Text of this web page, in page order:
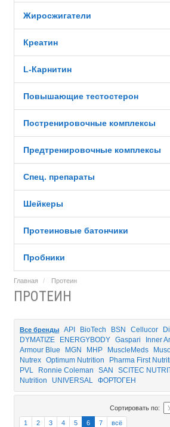
Жиросжигатели
Креатин
L-Карнитин
Повышающие тестостерон
Постренировочные комплексы
Предтренировочные комплексы
Спец. препараты
Шейкеры
Протеиновые батончики
Пробники
Главная Протеин
ПРОТЕИН
Все бренды API BioTech BSN Cellucor
DYMATIZE
ENERGYBODY Gaspari Inner
Armour Blue
MGN MHP MuscleMeds
Nutrex Optimum Nutrition Pharma First
PVL
Ronnie Coleman SAN SCITEC
Nutrition
UNIVERSAL ФОРТОГЕН
Сортировать по:
1 2 3 4 5 6 7 всё